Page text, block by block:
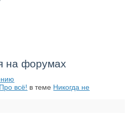
на форумах
Про всё! в теме Никогда не